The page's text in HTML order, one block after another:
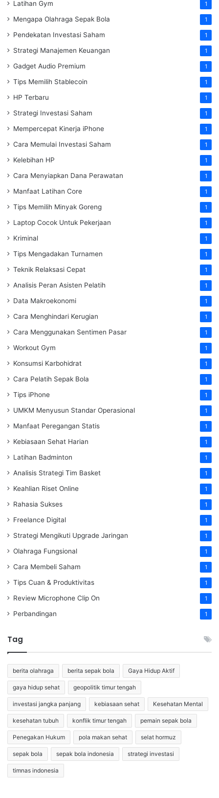
Latihan Gym 1
Mengapa Olahraga Sepak Bola 1
Pendekatan Investasi Saham 1
Strategi Manajemen Keuangan 1
Gadget Audio Premium 1
Tips Memilih Stablecoin 1
HP Terbaru 1
Strategi Investasi Saham 1
Mempercepat Kinerja iPhone 1
Cara Memulai Investasi Saham 1
Kelebihan HP 1
Cara Menyiapkan Dana Perawatan 1
Manfaat Latihan Core 1
Tips Memilih Minyak Goreng 1
Laptop Cocok Untuk Pekerjaan 1
Kriminal 1
Tips Mengadakan Turnamen 1
Teknik Relaksasi Cepat 1
Analisis Peran Asisten Pelatih 1
Data Makroekonomi 1
Cara Menghindari Kerugian 1
Cara Menggunakan Sentimen Pasar 1
Workout Gym 1
Konsumsi Karbohidrat 1
Cara Pelatih Sepak Bola 1
Tips iPhone 1
UMKM Menyusun Standar Operasional 1
Manfaat Peregangan Statis 1
Kebiasaan Sehat Harian 1
Latihan Badminton 1
Analisis Strategi Tim Basket 1
Keahlian Riset Online 1
Rahasia Sukses 1
Freelance Digital 1
Strategi Mengikuti Upgrade Jaringan 1
Olahraga Fungsional 1
Cara Membeli Saham 1
Tips Cuan & Produktivitas 1
Review Microphone Clip On 1
Perbandingan 1
Tag
berita olahraga berita sepak bola Gaya Hidup Aktif
gaya hidup sehat geopolitik timur tengah
investasi jangka panjang kebiasaan sehat Kesehatan Mental
kesehatan tubuh konflik timur tengah pemain sepak bola
Penegakan Hukum pola makan sehat selat hormuz
sepak bola sepak bola indonesia strategi investasi
timnas indonesia